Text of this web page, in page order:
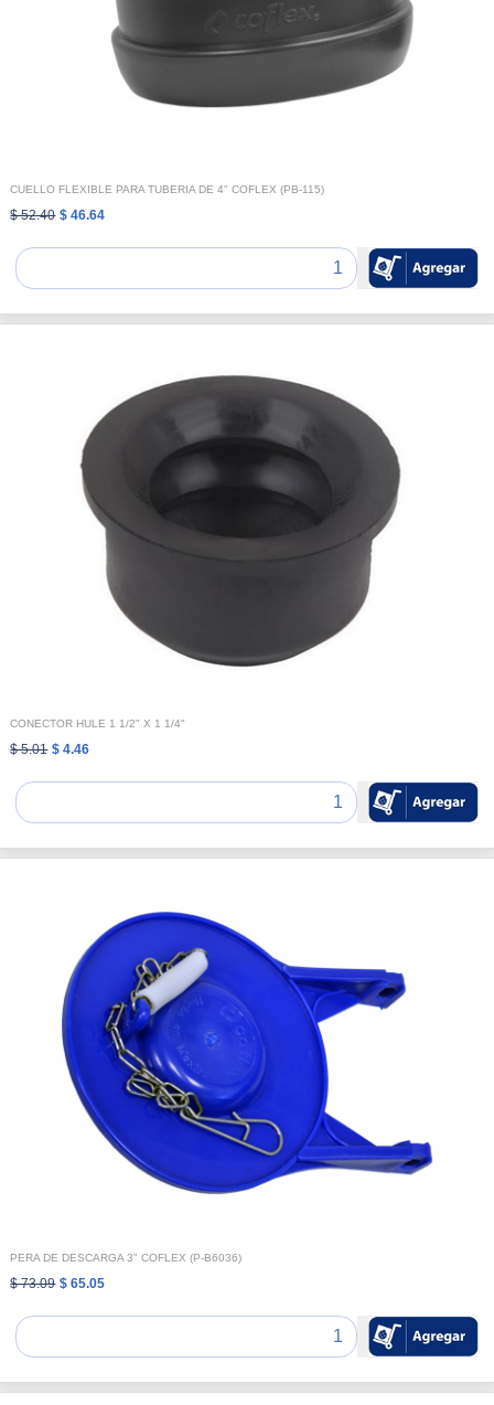
CUELLO FLEXIBLE PARA TUBERIA DE 4" COFLEX (PB-115)
$ 52.40 $ 46.64
CONECTOR HULE 1 1/2" X 1 1/4"
$ 5.01 $ 4.46
PERA DE DESCARGA 3" COFLEX (P-B6036)
$ 73.09 $ 65.05